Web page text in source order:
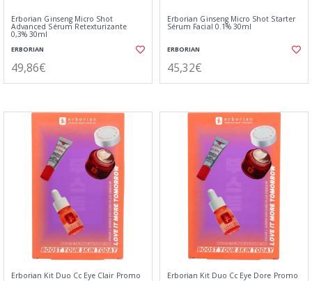
Erborian Ginseng Micro Shot
Advanced Sérum Retexturizante
0,3% 30ml
ERBORIAN
49,86€
Erborian Ginseng Micro Shot Starter
Sérum Facial 0.1% 30ml
ERBORIAN
45,32€
Erborian Kit Duo Cc Eye Clair Promo Erborian Kit Duo Cc Eye Dore Promo